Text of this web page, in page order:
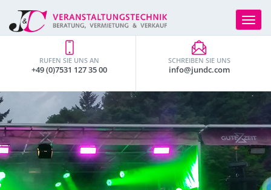
Toggle
SCHREIBEN SIE UNS
info@jundc.com
RUFEN SIE UNS AN
+49 (0)7531 127 35 00